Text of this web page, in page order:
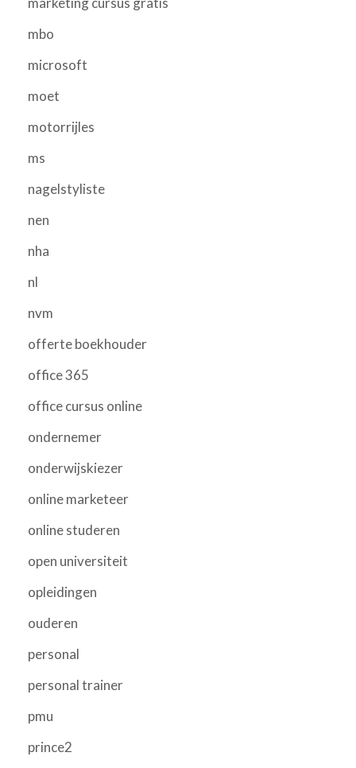
mbo
microsoft
moet
motorrijles
ms
nagelstyliste
nen
nha
nl
nvm
offerte boekhouder
office 365
office cursus online
ondernemer
onderwijskiezer
online marketeer
online studeren
open universiteit
opleidingen
ouderen
personal
personal trainer
pmu
prince2